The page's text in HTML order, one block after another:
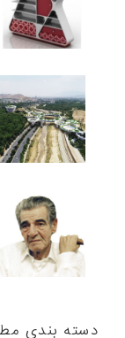
دسته بندی